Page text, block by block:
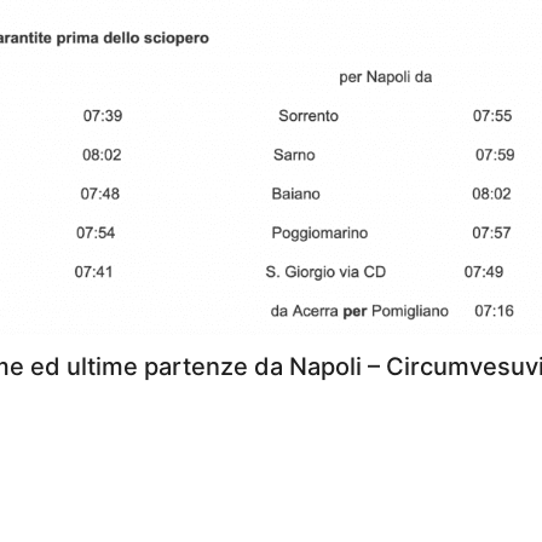
ed ultime partenze da Napoli –